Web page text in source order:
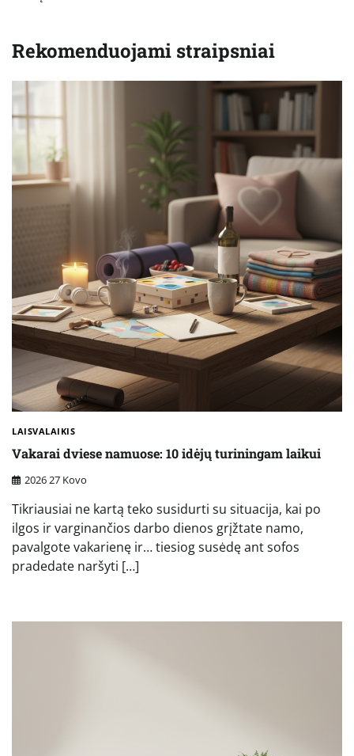
Rekomenduojami straipsniai
LAISVALAIKIS
Vakarai dviese namuose: 10 idėjų turiningam laikui
2026 27 Kovo
Tikriausiai ne kartą teko susidurti su situacija, kai po
ilgos ir varginančios darbo dienos grįžtate namo,
pavalgote vakarienę ir… tiesiog susėdę ant sofos
pradedate naršyti […]